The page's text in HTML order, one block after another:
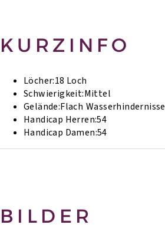
KURZINFO
Löcher:18 Loch
Schwierigkeit:Mittel
Gelände:Flach Wasserhindernisse
Handicap Herren:54
Handicap Damen:54
BILDER